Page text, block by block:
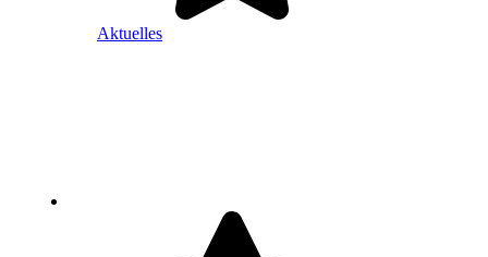
Aktuelles